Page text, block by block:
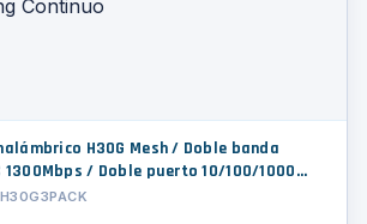
H30G Mesh / Doble banda
1300Mbps / Doble puerto 10/100/1000
App / Roaming Continuo